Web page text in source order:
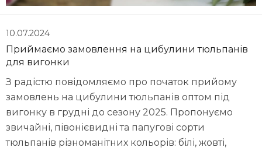
10.07.2024
Приймаємо замовлення на цибулини тюльпанів
для вигонки
З радістю повідомляємо про початок прийому
замовлень на цибулини тюльпанів оптом під
вигонку в грудні до сезону 2025. Пропонуємо
звичайні, півонієвидні та папугові сорти
тюльпанів різноманітних кольорів: білі, жовті,